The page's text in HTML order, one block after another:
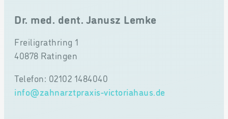
Dr. med. dent. Janusz Lemke
Freiligrathring 1
40878 Ratingen
Telefon: 02102 1484040
info@zahnarztpraxis-victoriahaus.de